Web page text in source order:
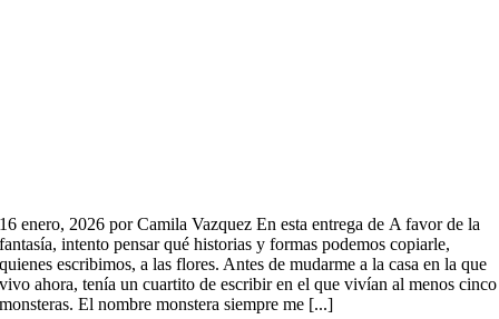
16 enero, 2026 por Camila Vazquez En esta entrega de A favor de la
fantasía, intento pensar qué historias y formas podemos copiarle,
quienes escribimos, a las flores. Antes de mudarme a la casa en la que
vivo ahora, tenía un cuartito de escribir en el que vivían al menos cinco
monsteras. El nombre monstera siempre me [...]